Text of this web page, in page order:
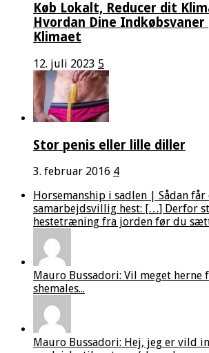
Køb Lokalt, Reducer dit
Hvordan Dine
Klimaet
12. juli 2023 5
Stor penis eller lille diller
3. februar 2016 4
Horsemanship i sadlen | Sådan får
samarbejdsvillig hest: […] Derfor
hestetræning fra jorden før du
Mauro Bussadori: Vil meget herne
shemales...
Mauro Bussadori: Hej, jeg er vild